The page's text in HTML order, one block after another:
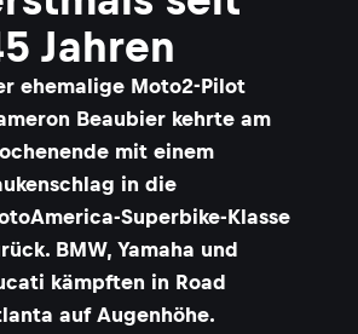
Jahren
ehemalige Moto2-Pilot
Beaubier kehrte am
mit einem
in die
Superbike-Klasse
BMW, Yamaha und
kämpften in Road
auf Augenhöhe.